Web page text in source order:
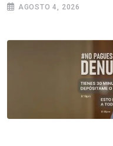
AGOSTO 4, 2026